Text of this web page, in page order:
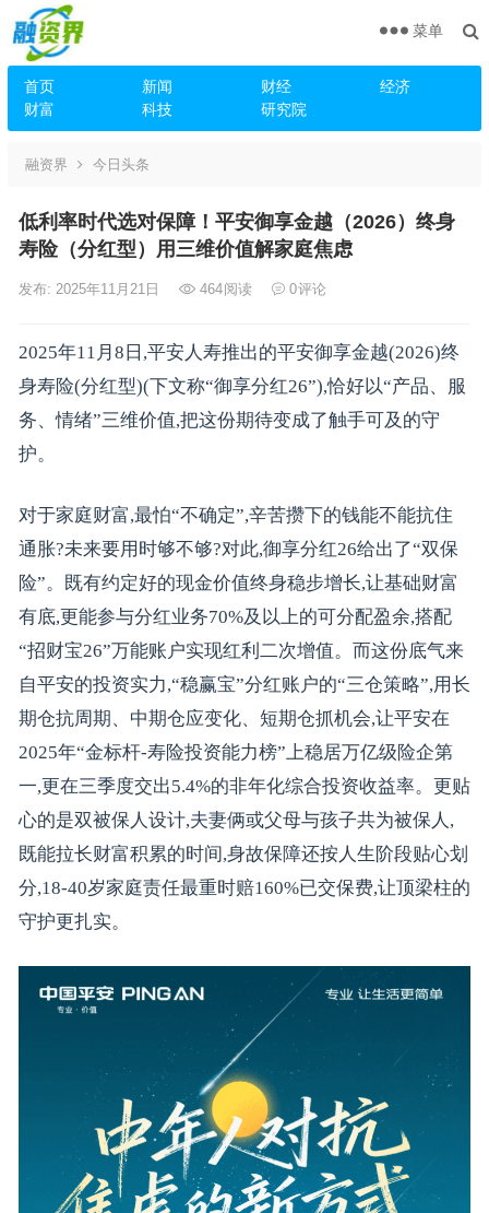
首页 新闻 财经
经济
财富
科技 研究院
菜单
融资界 今日头条
低利率时代选对保障！平安御享金越（2026）终身
寿险（分红型）用三维价值解家庭焦虑
发布: 2025年11月21日 464阅读 0评论
2025年11月8日,平安人寿推出的平安御享金越(2026)终
身寿险(分红型)(下文称“御享分红26”),恰好以“产品、服
务、情绪”三维价值,把这份期待变成了触手可及的守
护。
对于家庭财富,最怕“不确定”,辛苦攒下的钱能不能抗住
通胀?未来要用时够不够?对此,御享分红26给出了“双保
险”。既有约定好的现金价值终身稳步增长,让基础财富
有底,更能参与分红业务70%及以上的可分配盈余,搭配
“招财宝26”万能账户实现红利二次增值。而这份底气来
自平安的投资实力,“稳赢宝”分红账户的“三仓策略”,用长
期仓抗周期、中期仓应变化、短期仓抓机会,让平安在
2025年“金标杆-寿险投资能力榜”上稳居万亿级险企第
一,更在三季度交出5.4%的非年化综合投资收益率。更贴
心的是双被保人设计,夫妻俩或父母与孩子共为被保人,
既能拉长财富积累的时间,身故保障还按人生阶段贴心划
分,18-40岁家庭责任最重时赔160%已交保费,让顶梁柱的
守护更扎实。